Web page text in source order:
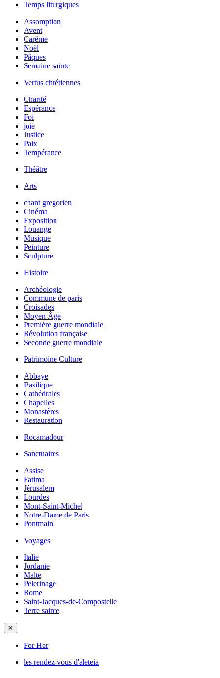
Temps liturgiques
Assomption
Avent
Carême
Noël
Pâques
Semaine sainte
Vertus chrétiennes
Charité
Espérance
Foi
joie
Justice
Paix
Tempérance
Théâtre
Arts
chant gregorien
Cinéma
Exposition
Louange
Musique
Peinture
Sculpture
Histoire
Archéologie
Commune de paris
Croisades
Moyen Âge
Première guerre mondiale
Révolution française
Seconde guerre mondiale
Patrimoine Culture
Abbaye
Basilique
Cathédrales
Chapelles
Monastères
Restauration
Rocamadour
Sanctuaires
Assise
Fatima
Jérusalem
Lourdes
Mont-Saint-Michel
Notre-Dame de Paris
Pontmain
Voyages
Italie
Jordanie
Malte
Pèlerinage
Rome
Saint-Jacques-de-Compostelle
Terre sainte
✕
For Her
les rendez-vous d'aleteia